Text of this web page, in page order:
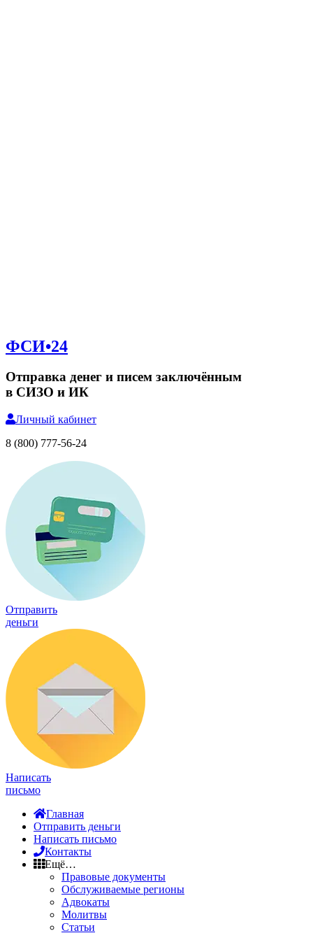
ФСИ•24
Отправка денег и писем заключённым
в СИЗО и ИК
Личный кабинет
8 (800) 777-56-24
Отправить
деньги
Написать
письмо
Главная
Отправить деньги
Написать письмо
Контакты
Ещё…
Правовые документы
Обслуживаемые регионы
Адвокаты
Молитвы
Статьи